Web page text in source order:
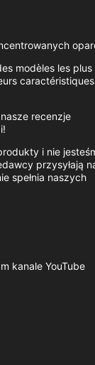
modèles les plus
recenzje
i nie
przysyłają
spełnia naszych
kanale YouTube